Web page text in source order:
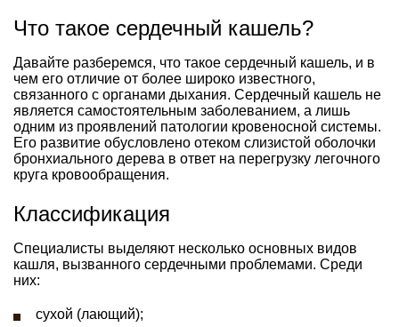
Что такое сердечный кашель?
Давайте разберемся, что такое сердечный кашель, и в
чем его отличие от более широко известного,
связанного с органами дыхания. Сердечный кашель не
является самостоятельным заболеванием, а лишь
одним из проявлений патологии кровеносной системы.
Его развитие обусловлено отеком слизистой оболочки
бронхиального дерева в ответ на перегрузку легочного
круга кровообращения.
Классификация
Специалисты выделяют несколько основных видов
кашля, вызванного сердечными проблемами. Среди
них:
сухой (лающий);